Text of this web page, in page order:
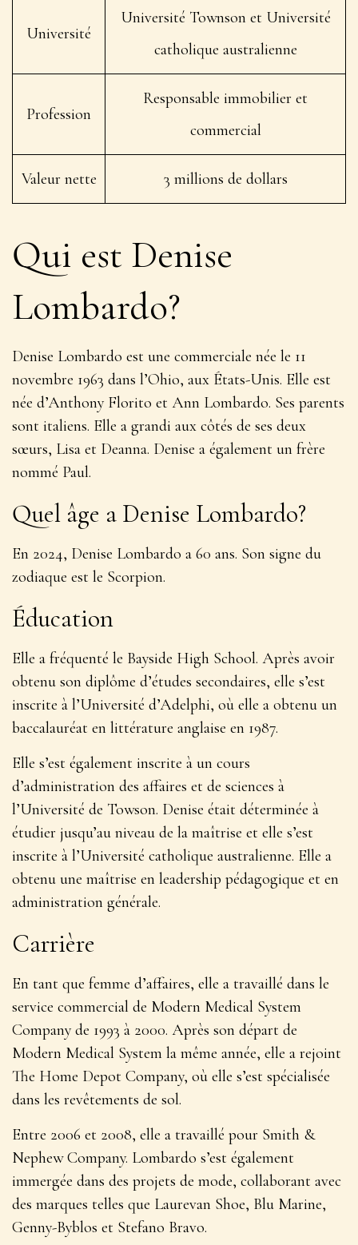
Université
Université Townson et Université
catholique australienne
Profession
Responsable immobilier et
commercial
Valeur nette 3 millions de dollars
Qui est Denise
Lombardo?
Denise Lombardo est une commerciale née le 11
novembre 1963 dans l’Ohio, aux États-Unis. Elle est
née d’Anthony Florito et Ann Lombardo. Ses parents
sont italiens. Elle a grandi aux côtés de ses deux
sœurs, Lisa et Deanna. Denise a également un frère
nommé Paul.
Quel âge a Denise Lombardo?
En 2024, Denise Lombardo a 60 ans. Son signe du
zodiaque est le Scorpion.
Éducation
Elle a fréquenté le Bayside High School. Après avoir
obtenu son diplôme d’études secondaires, elle s’est
inscrite à l’Université d’Adelphi, où elle a obtenu un
baccalauréat en littérature anglaise en 1987.
Elle s’est également inscrite à un cours
d’administration des affaires et de sciences à
l’Université de Towson. Denise était déterminée à
étudier jusqu’au niveau de la maîtrise et elle s’est
inscrite à l’Université catholique australienne. Elle a
obtenu une maîtrise en leadership pédagogique et en
administration générale.
Carrière
En tant que femme d’affaires, elle a travaillé dans le
service commercial de Modern Medical System
Company de 1993 à 2000. Après son départ de
Modern Medical System la même année, elle a rejoint
The Home Depot Company, où elle s’est spécialisée
dans les revêtements de sol.
Entre 2006 et 2008, elle a travaillé pour Smith &
Nephew Company. Lombardo s’est également
immergée dans des projets de mode, collaborant avec
des marques telles que Laurevan Shoe, Blu Marine,
Genny-Byblos et Stefano Bravo.